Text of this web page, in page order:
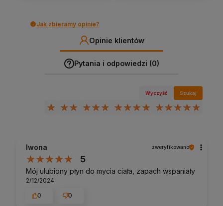
Jak zbieramy opinie?
Opinie klientów
Pytania i odpowiedzi (0)
Wyczyść Szukaj
Iwona zweryfikowano
5
Mój ulubiony płyn do mycia ciała, zapach wspaniały
2/12/2024
0
0